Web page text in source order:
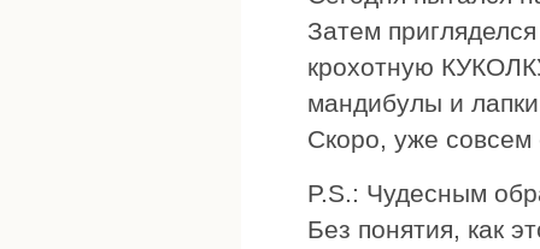
Затем
крохотную
мандибулы и
Скоро, уже совсем
P.S.: Чудесным
Без понятия, как